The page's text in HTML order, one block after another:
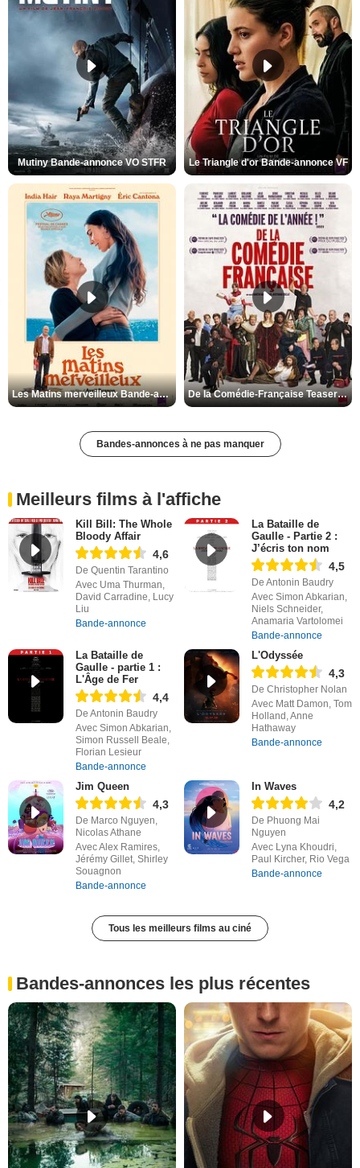
Mutiny Bande-annonce VO STFR Le Triangle d'or Bande-annonce VF
Les Matins merveilleux Bande-annonce VF De la Comédie-Française Teaser VF
Bandes-annonces à ne pas manquer
Meilleurs films à l'affiche
Kill Bill: The Whole
Bloody Affair
4,6
De Quentin Tarantino
Avec Uma Thurman,
David Carradine, Lucy
Liu
Bande-annonce
La Bataille de
Gaulle - Partie 2 :
J’écris ton nom
4,5
De Antonin Baudry
Avec Simon Abkarian,
Niels Schneider,
Anamaria Vartolomei
Bande-annonce
La Bataille de
Gaulle - partie 1 :
L'Âge de Fer
4,4
De Antonin Baudry
Avec Simon Abkarian,
Simon Russell Beale,
Florian Lesieur
Bande-annonce
L'Odyssée
4,3
De Christopher Nolan
Avec Matt Damon, Tom
Holland, Anne
Hathaway
Bande-annonce
Jim Queen
4,3
De Marco Nguyen,
Nicolas Athane
Avec Alex Ramires,
Jérémy Gillet, Shirley
Souagnon
Bande-annonce
In Waves
4,2
De Phuong Mai
Nguyen
Avec Lyna Khoudri,
Paul Kircher, Rio Vega
Bande-annonce
Tous les meilleurs films au ciné
Bandes-annonces les plus récentes